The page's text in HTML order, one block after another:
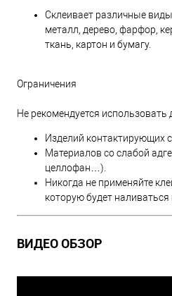
Склеивает различные
металл, дерево, фарфор,
ткань, картон и бумагу.
Ограничения
Не рекомендуется использовать
Изделий контактирующих
Материалов со слабой
целлофан…).
Никогда не применяйте
которую будет наливаться
ВИДЕО ОБЗОР